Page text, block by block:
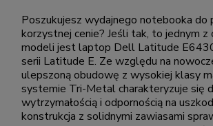
Poszukujesz wydajnego notebooka do
korzystnej cenie? Jeśli tak, to jednym z
modeli jest laptop Dell Latitude
serii Latitude E. Ze względu na
ulepszoną obudowę z wysokiej klasy
systemie Tri-Metal charakteryzuje się
wytrzymałością i odpornością na
konstrukcja z solidnymi zawiasami